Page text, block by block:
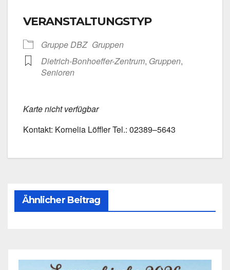
VERANSTALTUNGSTYP
Grup­pe DBZ Grup­pen
Dietrich-Bonhoeffer-Zentrum, Grup­pen,
Senio­ren
Kar­te nicht ver­füg­bar
Kon­takt: Kor­ne­lia Löff­ler Tel.: 02389–5643
Ähnlicher Beitrag